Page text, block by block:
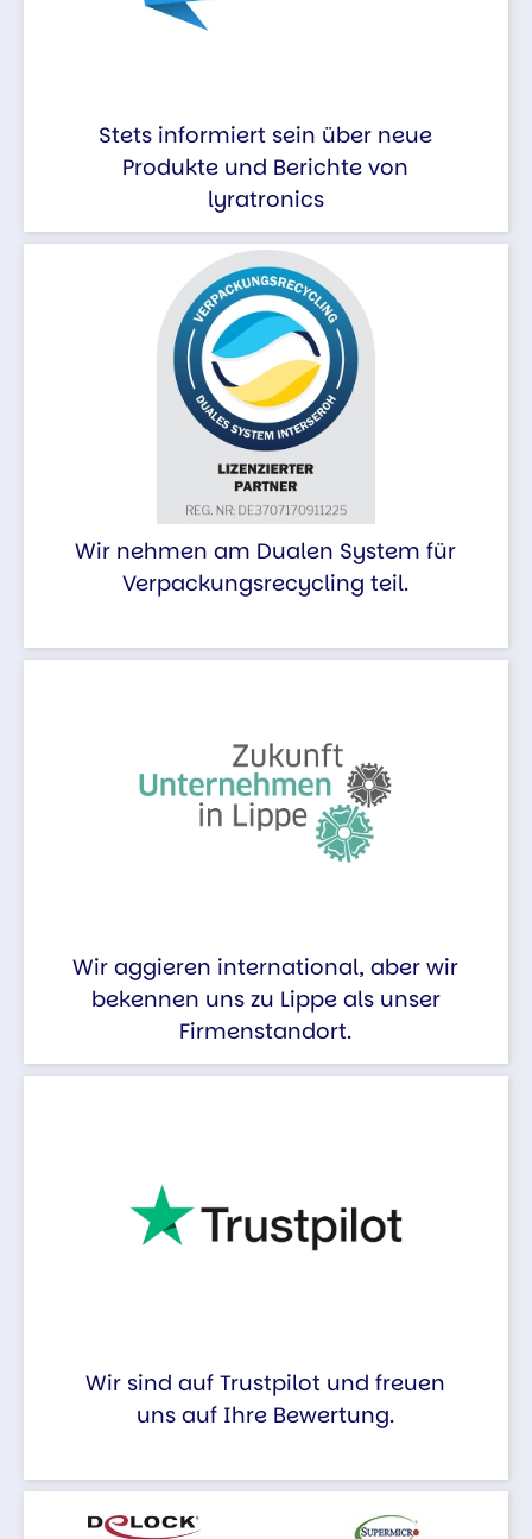
Stets informiert sein über neue
Produkte und Berichte von
lyratronics
Wir nehmen am Dualen System für
Verpackungsrecycling teil.
Wir aggieren international, aber wir
bekennen uns zu Lippe als unser
Firmenstandort.
Wir sind auf Trustpilot und freuen
uns auf Ihre Bewertung.